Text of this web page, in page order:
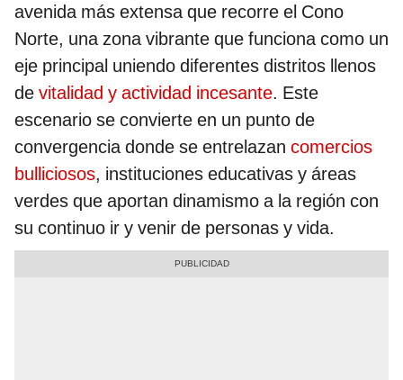
avenida más extensa que recorre el Cono
Norte, una zona vibrante que funciona como un
eje principal uniendo diferentes distritos llenos
de vitalidad y actividad incesante. Este
escenario se convierte en un punto de
convergencia donde se entrelazan comercios
bulliciosos, instituciones educativas y áreas
verdes que aportan dinamismo a la región con
su continuo ir y venir de personas y vida.